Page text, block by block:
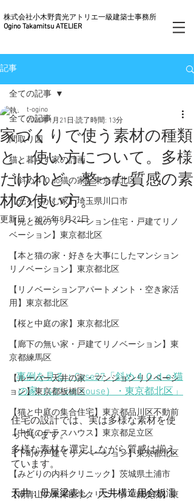
株式会社小木野貴光アトリエ一級建築士事務所
Ogino Takamitsu ATELIER
記事
全ての記事
間取り図
猫と暮らす家の計画
【斜め４０do猫の家】東京都北区
【光をつかむ家】埼玉県川口市
【光と風のリノベーション住宅・戸建てリノ
ベーション】東京都北区
【本と猫の家・好きを大事にしたマンション
リノベーション】東京都北区
【リノベーションアパートメント・空き家活
用】東京都北区
【桜と中庭の家】東京都北区
【廊下の無い家・戸建てリノベーション】東
京都練馬区
【ルーバー天井の家・マンションリノベーシ
ョン】東京都板橋区
【猫と中庭の集合住宅】東京都品川区不動前
【中庭のテラスハウス】東京都足立区
【下町の戸建てリノベーション】東京都北区
【みどりの内科クリニック】茨城県土浦市
【​南青山の東洋医学クリニック＋鍼灸院】東
全ての記事
家づくりで使う素材の種類
と、使い方について。多様
だけれど、整った質感の素
材の使い方。
t-ogino
2025年1月21日 読了時間: 13分
更新日：2025年8月22日
事例を見る：Case27「斜め４０ｄｏ猫
の家（40° cat house）・東京都北区」
住宅の設計では、実は多様な素材を使
っています。
多様な素材を選定しながら質感は揃え
ています。
天井：母屋梁表し、天井構造用合板濡